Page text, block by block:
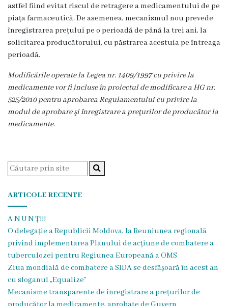
și
ginecologie
Laboratorul
clinico-
diagnostic
Chirurgie
Pediatrie
Anestezie
–
Terapie
Intensivă
Informații
utile
astfel fiind evitat riscul de retragere a medicamentului de pe
piața farmaceutică. De asemenea, mecanismul nou prevede
înregistrarea prețului pe o perioadă de până la trei ani, la
solicitarea producătorului, cu păstrarea acestuia pe întreaga
perioadă.
Modificările operate la Legea nr. 1409/1997 cu privire la
medicamente vor fi incluse în proiectul de modificare a HG nr.
525/2010 pentru aprobarea Regulamentului cu privire la
modul de aprobare şi înregistrare a preţurilor de producător la
medicamente.
ARTICOLE RECENTE
A N U N Ț!!!
O delegație a Republicii Moldova, la Reuniunea regională
privind implementarea Planului de acțiune de combatere a
tuberculozei pentru Regiunea Europeană a OMS
Ziua mondială de combatere a SIDA se desfășoară în acest an
cu sloganul „Equalize”
Mecanisme transparente de înregistrare a prețurilor de